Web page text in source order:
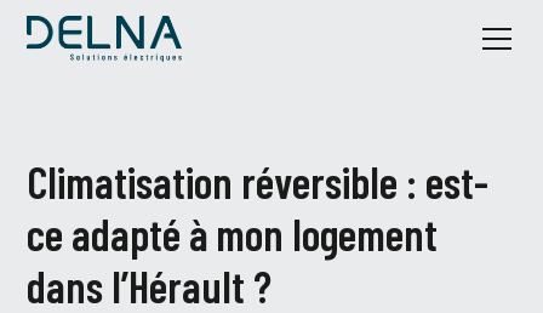
Climatisation réversible : est-
ce adapté à mon logement
dans l’Hérault ?